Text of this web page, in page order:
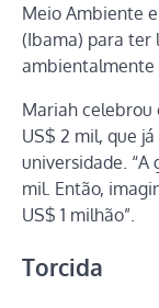
Meio Ambiente
(Ibama) para ter
ambientalmente
Mariah celebrou
US$ 2 mil, que
universidade.
mil. Então,
US$ 1 milhão”.
Torcida